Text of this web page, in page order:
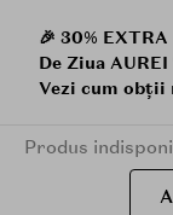
🎉 30% EXTRA
De Ziua AUREI
Vezi cum obții
Produs